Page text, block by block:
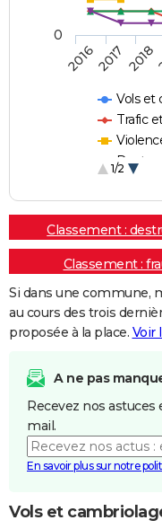
Vols et
Trafic
1/2
20162017 2018
0
Classement :
Classement :
Si dans une commune,
au cours des trois
proposée à la place. Voir
A ne pas
Recevez nos
mail.
En savoir plus sur notre
Vols et